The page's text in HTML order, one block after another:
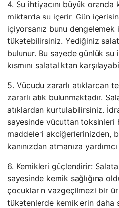
4. Su ihtiyacını büyük oranda
miktarda su içerir. Gün
içiyorsanız bunu dengelemek
tüketebilirsiniz. Yediğiniz
bulunur. Bu sayede günlük su
kısmını salatalıktan
5. Vücudu zararlı atıklardan
zararlı atık bulunmaktadır.
atıklardan kurtulabilirsiniz.
sayesinde vücuttan toksinleri
maddeleri akciğerlerinizden,
kanınızdan atmanıza
6. Kemikleri güçlendirir:
sayesinde kemik sağlığına
çocukların vazgeçilmezi bir
tüketenlerde kemiklerin daha